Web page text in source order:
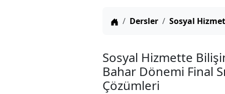
Anasayfa
Dersler Sosyal
Sosyal Hizmette
Bahar Dönemi Final
Çözümleri